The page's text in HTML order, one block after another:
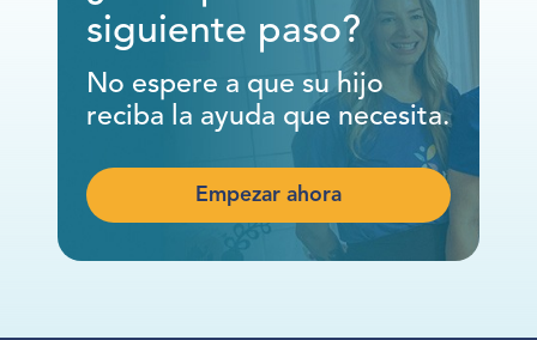
siguiente paso?
No espere a que su hijo
reciba la ayuda que necesita.
Empezar ahora